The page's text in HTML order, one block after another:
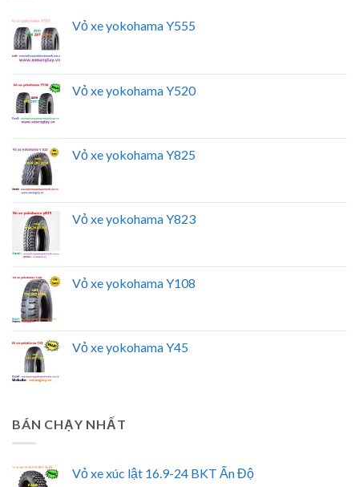
Vỏ xe yokohama Y555
Vỏ xe yokohama Y520
Vỏ xe yokohama Y825
Vỏ xe yokohama Y823
Vỏ xe yokohama Y108
Vỏ xe yokohama Y45
BÁN CHẠY NHẤT
Vỏ xe xúc lật 16.9-24 BKT Ấn Độ